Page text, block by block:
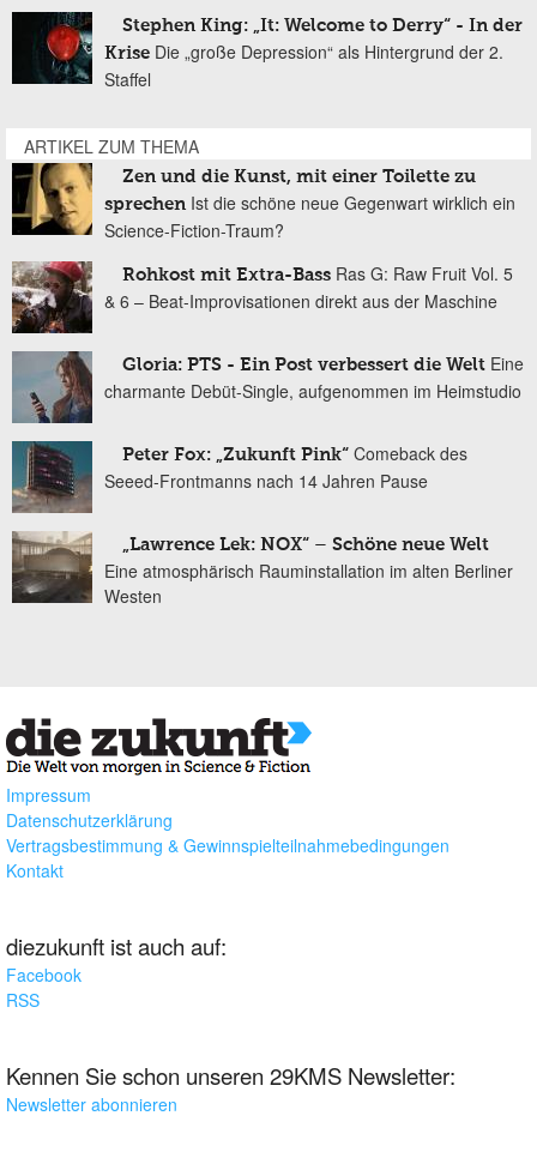
Stephen King: „It: Welcome to Derry“ - In der
Krise Die „große Depression“ als Hintergrund der 2.
Staffel
ARTIKEL ZUM THEMA
Zen und die Kunst, mit einer Toilette zu
sprechen Ist die schöne neue Gegenwart wirklich ein
Science-Fiction-Traum?
Rohkost mit Extra-Bass Ras G: Raw Fruit Vol. 5
& 6 – Beat-Improvisationen direkt aus der Maschine
Gloria: PTS - Ein Post verbessert die Welt Eine
charmante Debüt-Single, aufgenommen im Heimstudio
Peter Fox: „Zukunft Pink“ Comeback des
Seeed-Frontmanns nach 14 Jahren Pause
„Lawrence Lek: NOX“ – Schöne neue Welt
Eine atmosphärisch Rauminstallation im alten Berliner
Westen
Impressum
Datenschutzerklärung
Vertragsbestimmung & Gewinnspielteilnahmebedingungen
Kontakt
diezukunft ist auch auf:
Facebook
RSS
Kennen Sie schon unseren 29KMS Newsletter:
Newsletter abonnieren